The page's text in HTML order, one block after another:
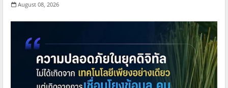
August 08, 2026